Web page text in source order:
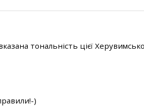
тональність цієї
)